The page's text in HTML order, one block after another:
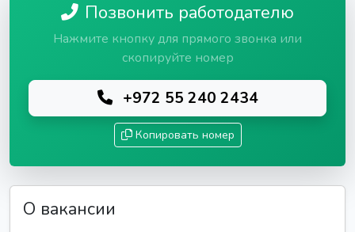
Позвонить работодателю
Нажмите кнопку для прямого звонка или
скопируйте номер
+972 55 240 2434
Копировать номер
О вакансии